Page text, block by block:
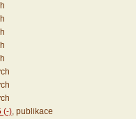
(-), publikace